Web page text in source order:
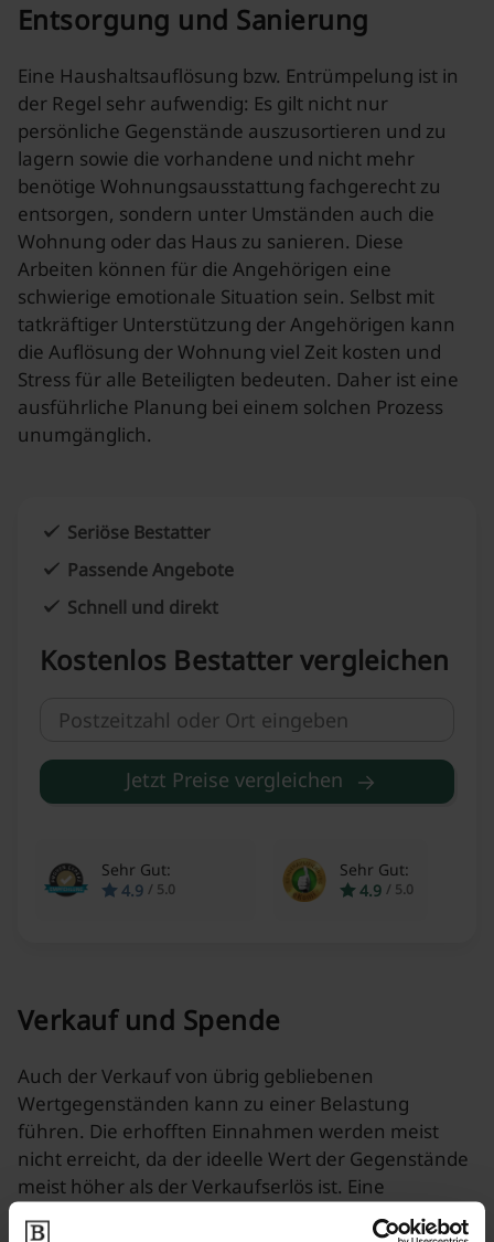
Entsorgung und Sanierung
Eine Haushaltsauflösung bzw. Entrümpelung ist in
der Regel sehr aufwendig: Es gilt nicht nur
persönliche Gegenstände auszusortieren und zu
lagern sowie die vorhandene und nicht mehr
benötige Wohnungsausstattung fachgerecht zu
entsorgen, sondern unter Umständen auch die
Wohnung oder das Haus zu sanieren. Diese
Arbeiten können für die Angehörigen eine
schwierige emotionale Situation sein. Selbst mit
tatkräftiger Unterstützung der Angehörigen kann
die Auflösung der Wohnung viel Zeit kosten und
Stress für alle Beteiligten bedeuten. Daher ist eine
ausführliche Planung bei einem solchen Prozess
unumgänglich.
Seriöse Bestatter
Passende Angebote
Schnell und direkt
Kostenlos Bestatter vergleichen
Jetzt Preise vergleichen
Sehr Gut:
4.9 / 5.0
Sehr Gut:
4.9 / 5.0
Verkauf und Spende
Auch der Verkauf von übrig gebliebenen
Wertgegenständen kann zu einer Belastung
führen. Die erhofften Einnahmen werden meist
nicht erreicht, da der ideelle Wert der Gegenstände
meist höher als der Verkaufserlös ist. Eine
Alternative zum Verkauf ist eine Sachspende an